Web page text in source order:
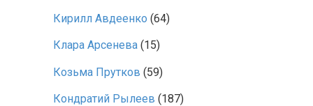
Кирилл Авдеенко (64)
Клара Арсенева (15)
Козьма Прутков (59)
Кондратий Рылеев (187)